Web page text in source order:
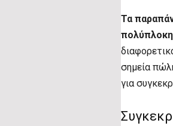
Τα
πολύπλοκη
σημεία
για